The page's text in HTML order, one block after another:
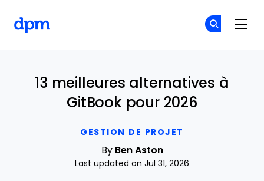
GESTION DE PROJET
13 meilleures alternatives à
GitBook pour 2026
By Ben Aston
Last updated on Jul 31, 2026